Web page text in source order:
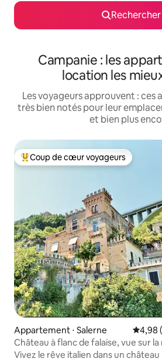
Rechercher
Campanie : les
location les
Les voyageurs approuvent :
très bien notés pour leur
et bien plus
Coups de cœur voyageurs les plus
Coup de cœur voyageurs
Appartement ⋅ Salerne
4,98
Château à flanc de falaise, vue sur la
de la côte amalfitaine
Vivez le rêve italien dans un château